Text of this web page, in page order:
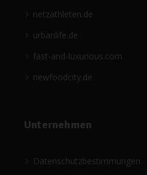
netzathleten.de
urbanlife.de
fast-and-luxurious.com
newfoodcity.de
Unternehmen
Datenschutzbestimmungen